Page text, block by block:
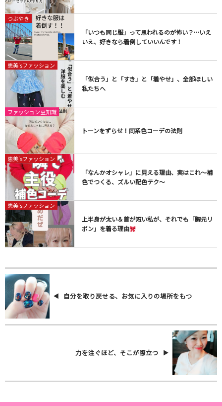
つぶやき
「いつも同じ服」って思われるのが怖い？…いえ
いえ、好きなら着倒していいんです！​
恵美'sファッション
「似合う」と「すき」と「着やせ」、全部ほしい
私たちへ
ファッション豆知識
トーンをずらせ！同系色コーデの法則
恵美'sファッション
「なんかオシャレ」に見える理由、実はこれ〜補
色でつくる、ズルい配色テク〜
恵美'sファッション
上半身が太い＆首が短い私が、それでも「胸元リ
ボン」を着る理由
自分を取り戻せる、お気に入りの場所をもつ
力を注ぐほど、そこが際立つ